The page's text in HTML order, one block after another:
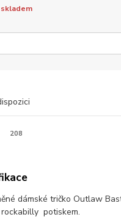
skladem
208
dámské tričko Outlaw
potiskem.